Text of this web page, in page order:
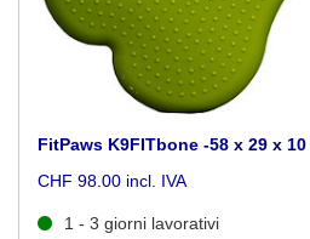
FitPaws K9FITbone -58 x 29 x
CHF 98.00 incl. IVA
1 - 3 giorni lavorativi